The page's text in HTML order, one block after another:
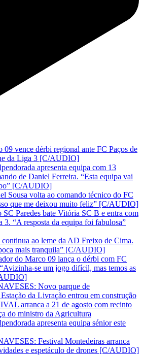
vence dérbi regional ante FC Paços de
da Liga 3 [C/AUDIO]
apresenta equipa com 13
de Daniel Ferreira. “Esta equipa vai
[C/AUDIO]
Sousa volta ao comando técnico do FC
que me deixou muito feliz” [C/AUDIO]
Paredes bate Vitória SC B e entra com
3. “A resposta da equipa foi fabulosa”
ao leme da AD Freixo de Cima.
mais tranquila” [C/AUDIO]
do Marco 09 lança o dérbi com FC
se um jogo difícil, mas temos as
Novo parque de
da Livração entrou em construção
arranca a 21 de agosto com recinto
do ministro da Agricultura
apresenta equipa sénior este
Festival Montedeiras arranca
e espetáculo de drones [C/AUDIO]